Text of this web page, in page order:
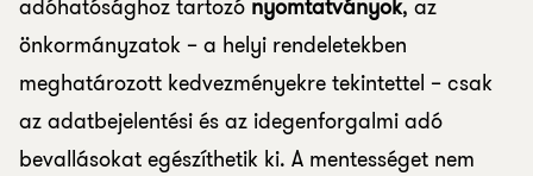
adóhatósághoz tartozó nyomtatványok, az
önkormányzatok – a helyi rendeletekben
meghatározott kedvezményekre tekintettel – csak
az adatbejelentési és az idegenforgalmi adó
bevallásokat egészíthetik ki. A mentességet nem